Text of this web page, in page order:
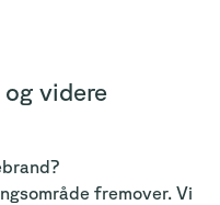
videre
fremover. Vi